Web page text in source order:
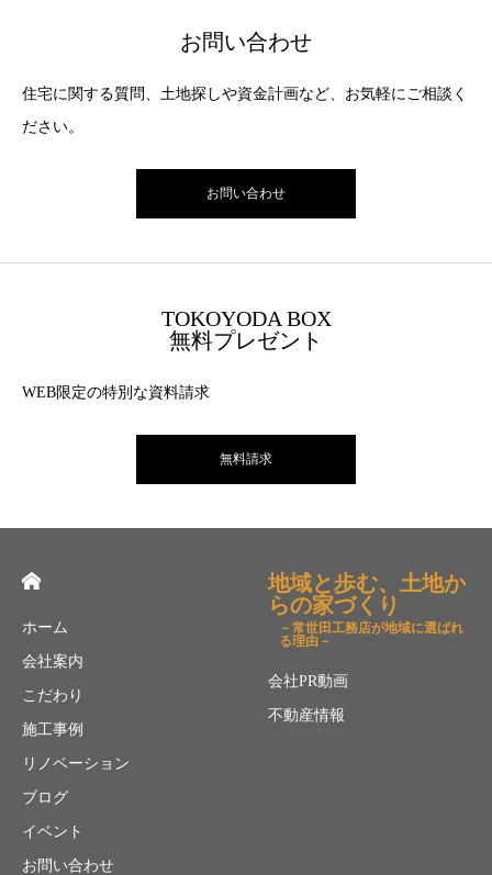
お問い合わせ
住宅に関する質問、土地探しや資金計画など、お気軽にご相談く
ださい。
お問い合わせ
TOKOYODA BOX
無料プレゼント
WEB限定の特別な資料請求
無料請求
ホーム
会社案内
こだわり
施工事例
リノベーション
ブログ
イベント
お問い合わせ
地域と歩む、土地か
らの家づくり
－常世田工務店が地域に選ばれ
る理由－
会社PR動画
不動産情報